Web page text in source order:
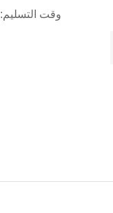
وقت التسليم: